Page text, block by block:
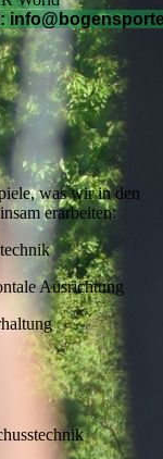
was wir in den
erarbeiten:
Ausrichtung